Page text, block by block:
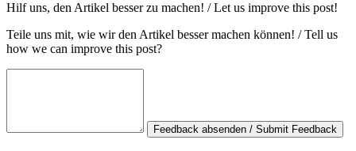
Hilf uns, den Artikel besser zu machen! / Let us improve this post!
Teile uns mit, wie wir den Artikel besser machen können! / Tell us
how we can improve this post?
Feedback absenden / Submit Feedback